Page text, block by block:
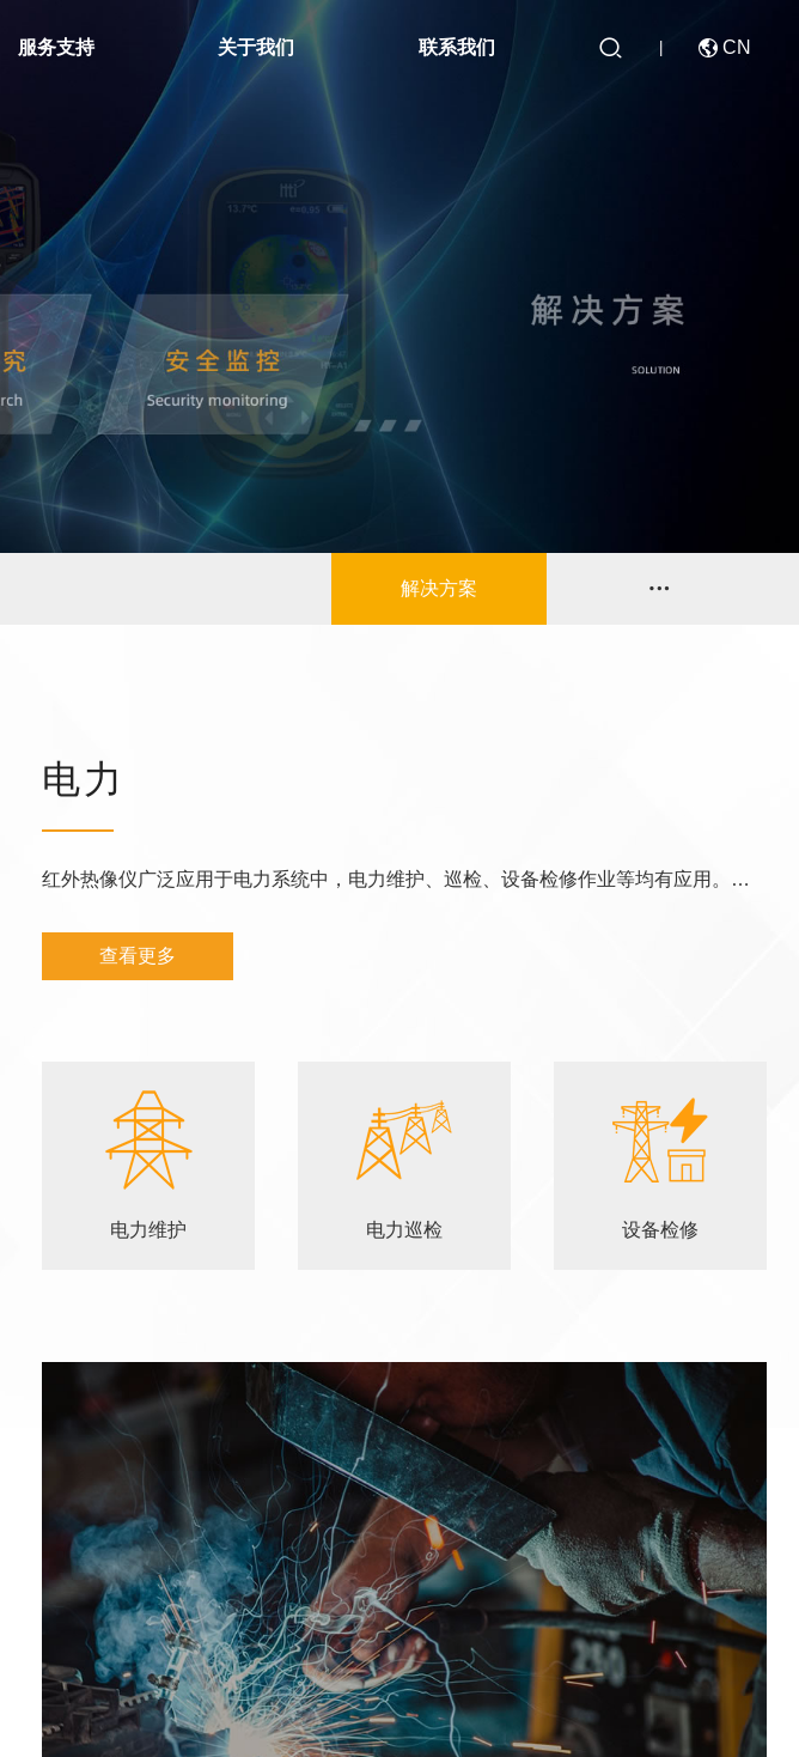
服务支持 关于我们 联系我们   CN
解决方案 
电力
红外热像仪广泛应用于电力系统中，电力维护、巡检、设备检修作业等均有应用。…
查看更多
电力维护 电力巡检 设备检修